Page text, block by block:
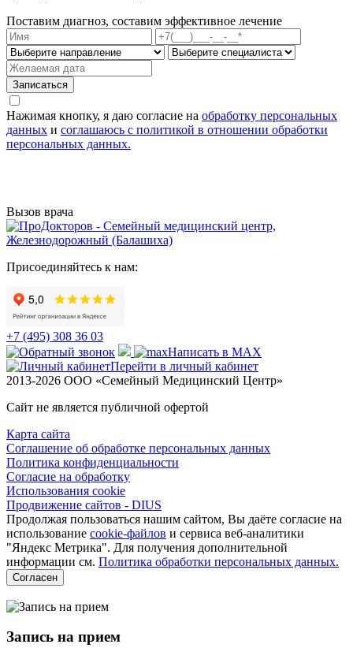
Поставим диагноз, составим эффективное лечение
Нажимая кнопку, я даю согласие на обработку персональных
данных и соглашаюсь с политикой в отношении обработки
персональных данных.
Вызов врача
Присоединяйтесь к нам:
+7 (495) 308 36 03
Написать в MAX
Перейти в личный кабинет
2013-2026 ООО «Семейный Медицинский Центр»
Сайт не является публичной офертой
Карта сайта
Соглашение об обработке персональных данных
Политика конфиденциальности
Согласие на обработку
Использования cookie
Продвижение сайтов - DIUS
Продолжая пользоваться нашим сайтом, Вы даёте согласие на
использование cookie-файлов и сервиса веб-аналитики
"Яндекс Метрика". Для получения дополнительной
информации см. Политика обработки персональных данных.
Согласен
Запись на прием